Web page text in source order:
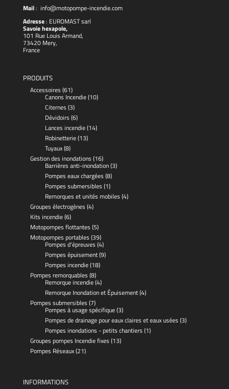
Mail: info@motopompe-incendie.com
Adresse: EUROMASTsarl
Savoie hexapole,
101 Rue Louis Armand,
73420 Mery,
France
PRODUITS
Accessoires (61)
Canons Incendie(10)
Citernes (3)
Dévidoirs (6)
Lances incendie(14)
Robinetterie(13)
Tuyaux(8)
Gestion des inondations (16)
Barrières anti-inondation(3)
Pompes eaux chargées (8)
Pompes submersibles (1)
Remorques et unités mobiles (4)
Groupes électrogènes (4)
Kits incendie(6)
Motopompes flottantes (5)
Motopompes portables (39)
Pompes d'épreuves (4)
Pompes épuisement(9)
Pompes incendie(18)
Pompes remorquables (8)
Remorque incendie(4)
Remorque Inondation et Épuisement(4)
Pompes submersibles (7)
Pompes à usage spécifique(3)
Pompes de drainage pour eaux claires et eaux usées (3)
Pompes inondations - petits chantiers (1)
Groupes pompes Incendie fixes (13)
Pompes Réseaux(21)
INFORMATIONS